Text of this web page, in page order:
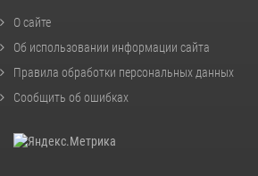
О сайте
Об использовании информации сайта
Правила обработки персональных данных
Сообщить об ошибках